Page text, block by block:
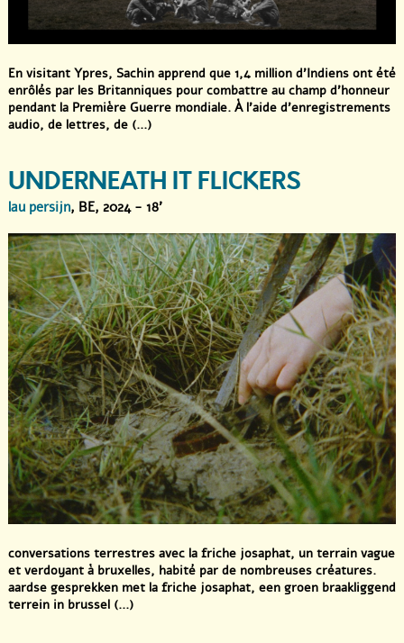
En visitant Ypres, Sachin apprend que 1,4 million d’Indiens ont été
enrôlés par les Britanniques pour combattre au champ d’honneur
pendant la Première Guerre mondiale. À l’aide d’enregistrements
audio, de lettres, de (...)
UNDERNEATH IT FLICKERS
lau persijn, BE, 2024 - 18'
conversations terrestres avec la friche josaphat, un terrain vague
et verdoyant à bruxelles, habité par de nombreuses créatures.
aardse gesprekken met la friche josaphat, een groen braakliggend
terrein in brussel (...)